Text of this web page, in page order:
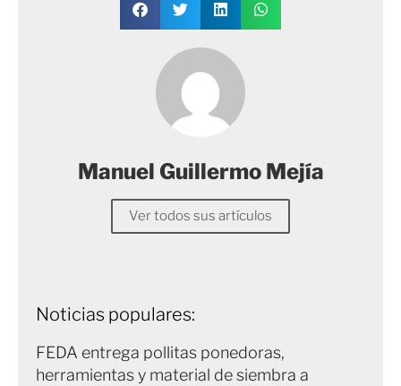
Manuel Guillermo Mejía
Ver todos sus artículos
Noticias populares:
FEDA entrega pollitas ponedoras,
herramientas y material de siembra a